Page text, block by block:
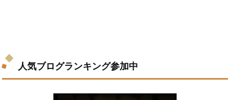
人気ブログランキング参加中